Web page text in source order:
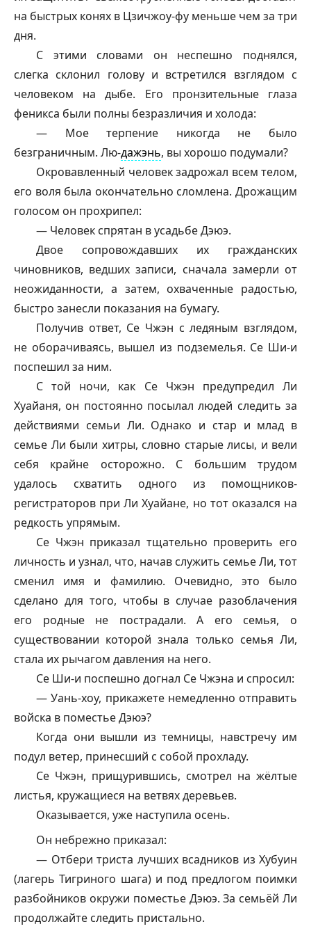
на быстрых конях в Цзичжоу-фу меньше чем за три
дня.
С этими словами он неспешно поднялся,
слегка склонил голову и встретился взглядом с
человеком на дыбе. Его пронзительные глаза
феникса были полны безразличия и холода:
— Мое терпение никогда не было
безграничным. Лю-дажэнь, вы хорошо подумали?
Окровавленный человек задрожал всем телом,
его воля была окончательно сломлена. Дрожащим
голосом он прохрипел:
— Человек спрятан в усадьбе Дэюэ.
Двое сопровождавших их гражданских
чиновников, ведших записи, сначала замерли от
неожиданности, а затем, охваченные радостью,
быстро занесли показания на бумагу.
Получив ответ, Се Чжэн с ледяным взглядом,
не оборачиваясь, вышел из подземелья. Се Ши-и
поспешил за ним.
С той ночи, как Се Чжэн предупредил Ли
Хуайаня, он постоянно посылал людей следить за
действиями семьи Ли. Однако и стар и млад в
семье Ли были хитры, словно старые лисы, и вели
себя крайне осторожно. С большим трудом
удалось схватить одного из помощников-
регистраторов при Ли Хуайане, но тот оказался на
редкость упрямым.
Се Чжэн приказал тщательно проверить его
личность и узнал, что, начав служить семье Ли, тот
сменил имя и фамилию. Очевидно, это было
сделано для того, чтобы в случае разоблачения
его родные не пострадали. А его семья, о
существовании которой знала только семья Ли,
стала их рычагом давления на него.
Се Ши-и поспешно догнал Се Чжэна и спросил:
— Уань-хоу, прикажете немедленно отправить
войска в поместье Дэюэ?
Когда они вышли из темницы, навстречу им
подул ветер, принесший с собой прохладу.
Се Чжэн, прищурившись, смотрел на жёлтые
листья, кружащиеся на ветвях деревьев.
Оказывается, уже наступила осень.
Он небрежно приказал:
— Отбери триста лучших всадников из Хубуин
(лагерь Тигриного шага) и под предлогом поимки
разбойников окружи поместье Дэюэ. За семьёй Ли
продолжайте следить пристально.